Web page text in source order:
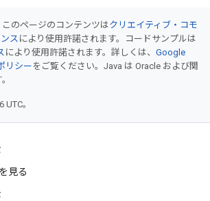
のページのコンテンツはクリエイティブ・コモ
ス により使用許諾されます。コードサンプルは
により使用許諾されます。詳しくは、 Google
リシー をご覧ください。Java は Oracle および関
。
見る